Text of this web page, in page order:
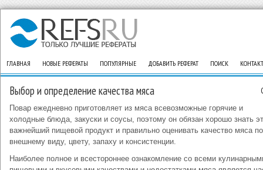
ГЛАВНАЯ НОВЫЕ РЕФЕРАТЫ ПОПУЛЯРНЫЕ ДОБАВИТЬ РЕФЕРАТ ПОИСК
Выбор и определение качества мяса
Повар ежедневно приготовляет из мяса всевозможные горячие и
холодные блюда, закуски и соусы, поэтому он обязан хорошо знать
важнейший пищевой продукт и правильно оценивать качество мяса по
внешнему виду, цвету, запаху и консистенции.
Наиболее полное и всестороннее ознакомление со всеми